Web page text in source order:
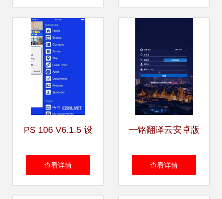
PS 106 V6.1.5 设
计服务 高效与人性
查看详情
一铭翻译云安卓版
免费下载指南 豌豆
查看详情